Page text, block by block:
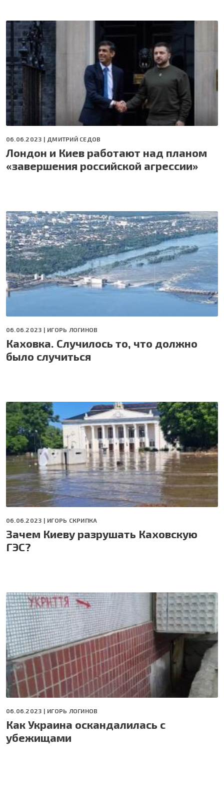
06.06.2023 | ДМИТРИЙ СЕДОВ
Лондон и Киев работают над планом
«завершения российской агрессии»
06.06.2023 | ИГОРЬ ЛОГИНОВ
Каховка. Случилось то, что должно
было случиться
06.06.2023 | ИГОРЬ СКРИПКА
Зачем Киеву разрушать Каховскую
ГЭС?
06.06.2023 | ИГОРЬ ЛОГИНОВ
Как Украина оскандалилась с
убежищами